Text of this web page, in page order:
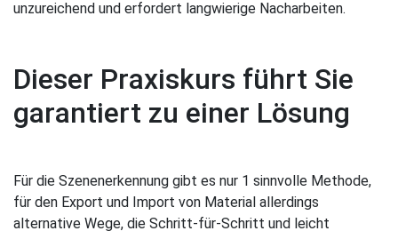
unzureichend und erfordert langwierige Nacharbeiten.
Dieser Praxiskurs führt Sie
garantiert zu einer Lösung
Für die Szenenerkennung gibt es nur 1 sinnvolle Methode,
für den Export und Import von Material allerdings
alternative Wege, die Schritt-für-Schritt und leicht